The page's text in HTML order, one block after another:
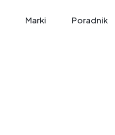
Marki Poradnik